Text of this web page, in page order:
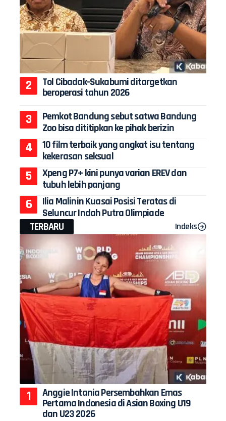
Tol Cibadak-Sukabumi ditargetkan
beroperasi tahun 2026
Pemkot Bandung sebut satwa Bandung
Zoo bisa dititipkan ke pihak berizin
10 film terbaik yang angkat isu tentang
kekerasan seksual
Xpeng P7+ kini punya varian EREV dan
tubuh lebih panjang
Ilia Malinin Kuasai Posisi Teratas di
Seluncur Indah Putra Olimpiade
TERBARU
Indeks
Anggie Intania Persembahkan Emas
Pertama Indonesia di Asian Boxing U19
dan U23 2026